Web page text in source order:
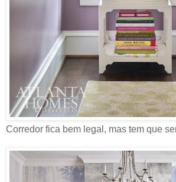
Corredor fica bem legal, mas tem que